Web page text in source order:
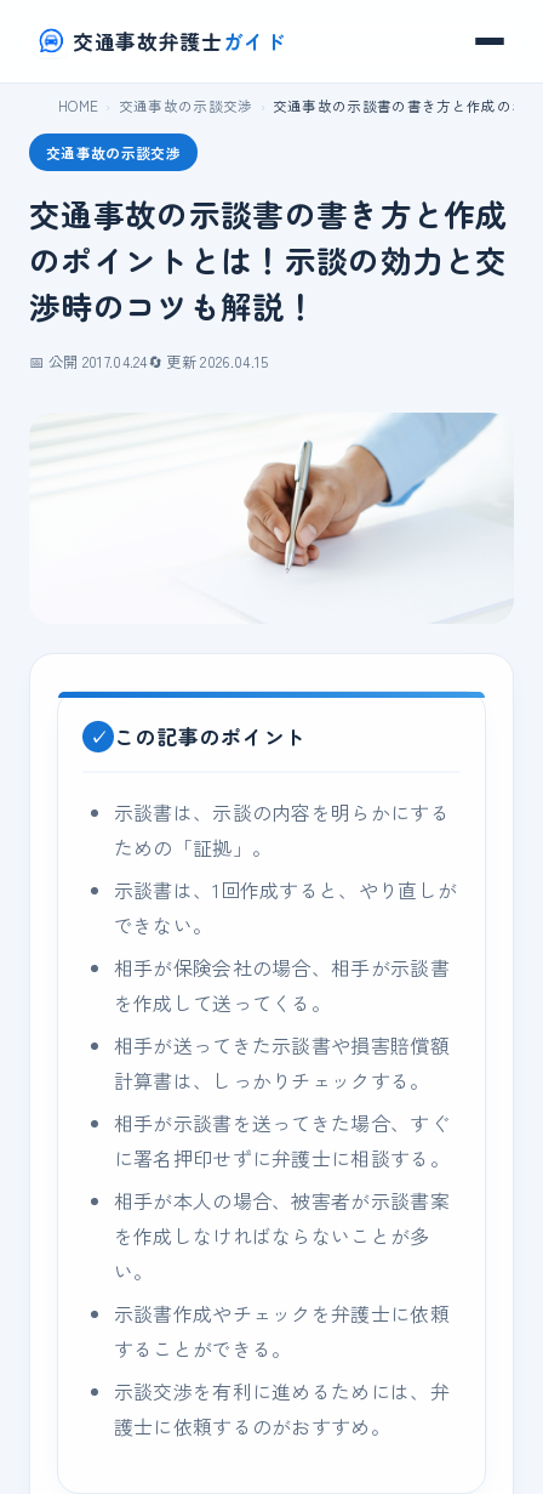
交通事故弁護士ガイド
HOME 交通事故の示談交渉 交通事故の示談書の書き方と作成のポ
交通事故の示談交渉
交通事故の示談書の書き方と作成
のポイントとは！示談の効力と交
渉時のコツも解説！
📅 公開 2017.04.24🔄 更新 2026.04.15
この記事のポイント
示談書は、示談の内容を明らかにする
ための「証拠」。
示談書は、1回作成すると、やり直しが
できない。
相手が保険会社の場合、相手が示談書
を作成して送ってくる。
相手が送ってきた示談書や損害賠償額
計算書は、しっかりチェックする。
相手が示談書を送ってきた場合、すぐ
に署名押印せずに弁護士に相談する。
相手が本人の場合、被害者が示談書案
を作成しなければならないことが多
い。
示談書作成やチェックを弁護士に依頼
することができる。
示談交渉を有利に進めるためには、弁
護士に依頼するのがおすすめ。